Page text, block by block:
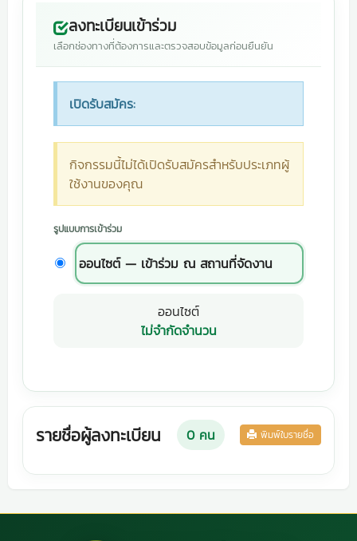
ลงทะเบียนเข้าร่วม
เลือกช่องทางที่ต้องการและตรวจสอบข้อมูลก่อนยืนยัน
เปิดรับสมัคร:
กิจกรรมนี้ไม่ได้เปิดรับสมัครสำหรับประเภทผู้
ใช้งานของคุณ
รูปแบบการเข้าร่วม
ออนไซต์ — เข้าร่วม ณ สถานที่จัดงาน
ออนไซต์
ไม่จำกัดจำนวน
รายชื่อผู้ลงทะเบียน 0คน พิมพ์ใบรายชื่อ